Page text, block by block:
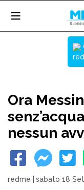
Ora
nessun
redme sabato 18